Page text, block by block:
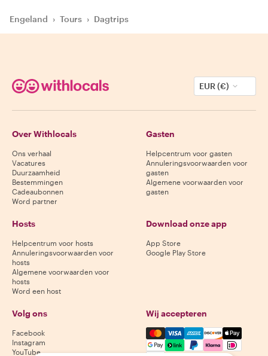
Engeland › Tours › Dagtrips
EUR (€)
Over Withlocals
Ons verhaal
Vacatures
Duurzaamheid
Bestemmingen
Cadeaubonnen
Word partner
Gasten
Helpcentrum voor gasten
Annuleringsvoorwaarden voor
gasten
Algemene voorwaarden voor
gasten
Hosts
Helpcentrum voor hosts
Annuleringsvoorwaarden voor
hosts
Algemene voorwaarden voor
hosts
Word een host
Download onze app
App Store
Google Play Store
Volg ons
Facebook
Instagram
YouTube
Wij accepteren
Mastercard, Visa, Amex,